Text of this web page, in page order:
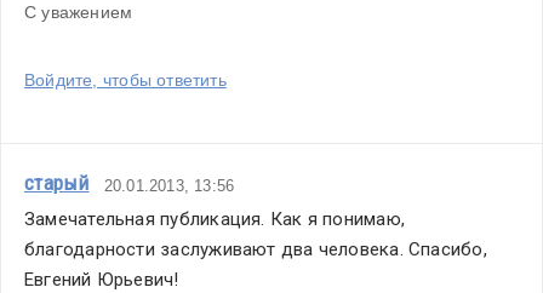
С уважением
Войдите, чтобы ответить
старый 20.01.2013, 13:56
Замечательная публикация. Как я понимаю,
благодарности заслуживают два человека. Спасибо,
Евгений Юрьевич!